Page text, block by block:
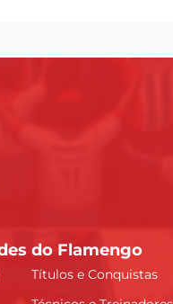
do Flamengo
Títulos e Conquistas